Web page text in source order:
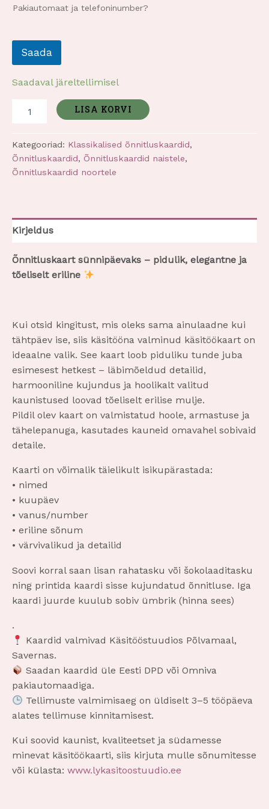
l
h
m
a
l
t
Pakiautomaat ja telefoninumber?
Saada
Saadaval järeltellimisel
LISA KORVI
Kategooriad: Klassikalised õnnitluskaardid,
Õnnitluskaardid, Õnnitluskaardid naistele,
Õnnitluskaardid noortele
Kirjeldus
Õnnitluskaart sünnipäevaks – pidulik, elegantne ja
tõeliselt eriline
Kui otsid kingitust, mis oleks sama ainulaadne kui
tähtpäev ise, siis käsitööna valminud käsitöökaart on
ideaalne valik. See kaart loob piduliku tunde juba
esimesest hetkest – läbimõeldud detailid,
harmooniline kujundus ja hoolikalt valitud
kaunistused loovad tõeliselt erilise mulje.
Pildil olev kaart on valmistatud hoole, armastuse ja
tähelepanuga, kasutades kauneid omavahel sobivaid
detaile.
Kaarti on võimalik täielikult isikupärastada:
• nimed
• kuupäev
• vanus/number
• eriline sõnum
• värvivalikud ja detailid
Soovi korral saan lisan rahatasku või šokolaaditasku
ning printida kaardi sisse kujundatud õnnitluse. Iga
kaardi juurde kuulub sobiv ümbrik (hinna sees)
.
Kaardid valmivad Käsitööstuudios Põlvamaal,
Savernas.
Saadan kaardid üle Eesti DPD või Omniva
pakiautomaadiga.
Tellimuste valmimisaeg on üldiselt 3–5 tööpäeva
alates tellimuse kinnitamisest.
Kui soovid kaunist, kvaliteetset ja südamesse
minevat käsitöökaarti, siis kirjuta mulle sõnumitesse
või külasta: www.lykasitoostuudio.ee